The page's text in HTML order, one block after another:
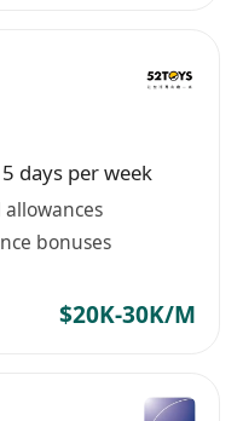
days per week
bonuses
$20K-30K/M